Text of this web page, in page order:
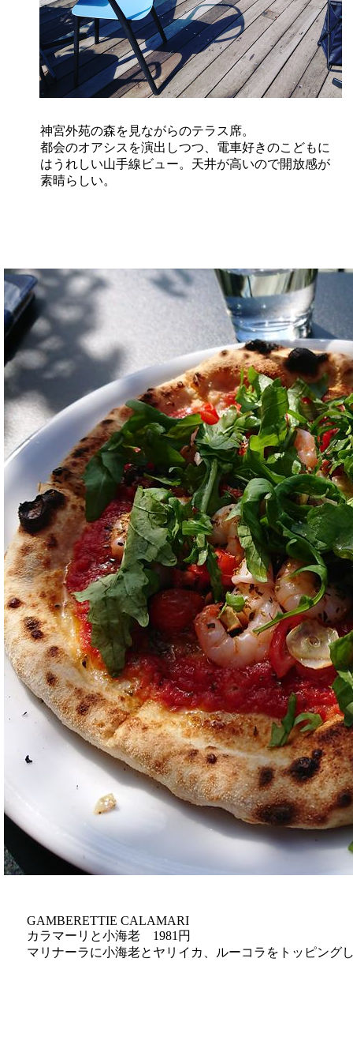
神宮外苑の森を見ながらのテラス席。
都会のオアシスを演出しつつ、電車好きのこどもに
はうれしい山手線ビュー。天井が高いので開放感が
素晴らしい。
GAMBERETTIE CALAMARI
カラマーリと小海老 1981円
マリナーラに小海老とヤリイカ、ルーコラをトッピング